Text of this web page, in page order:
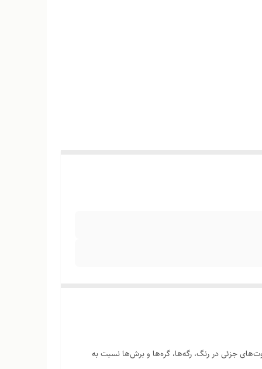
جزئی در رنگ، رگه‌ها، گره‌ها و برش‌ها نسبت به